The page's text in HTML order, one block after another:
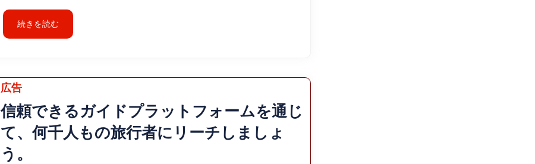
続きを読む
広告
信頼できるガイドプラットフォームを通じ
て、何千人もの旅行者にリーチしましょ
う。